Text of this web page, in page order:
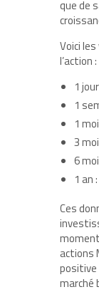
que de
Voici
l’action :
1
1
1
3
6
1 an
Ces
actions
positive
marché